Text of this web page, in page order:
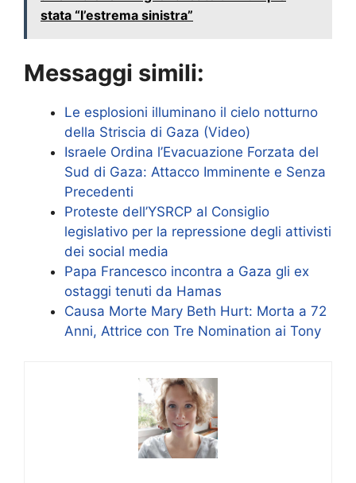
stata “l’estrema sinistra”
Messaggi simili:
Le esplosioni illuminano il cielo notturno
della Striscia di Gaza (Video)
Israele Ordina l’Evacuazione Forzata del
Sud di Gaza: Attacco Imminente e Senza
Precedenti
Proteste dell’YSRCP al Consiglio
legislativo per la repressione degli attivisti
dei social media
Papa Francesco incontra a Gaza gli ex
ostaggi tenuti da Hamas
Causa Morte Mary Beth Hurt: Morta a 72
Anni, Attrice con Tre Nomination ai Tony